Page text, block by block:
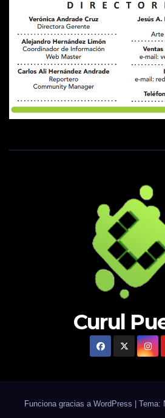
Curul
Funciona gracias a WordPress Tema: